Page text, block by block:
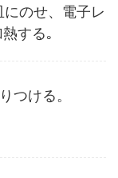
のせ、電子レ
する｡
つける。